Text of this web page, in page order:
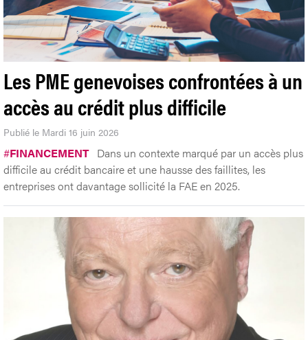
Les PME genevoises confrontées à un
accès au crédit plus difficile
Publié le Mardi 16 juin 2026
#FINANCEMENT Dans un contexte marqué par un accès plus
difficile au crédit bancaire et une hausse des faillites, les
entreprises ont davantage sollicité la FAE en 2025.